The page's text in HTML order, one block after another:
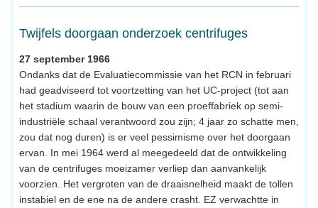
Twijfels doorgaan onderzoek centrifuges
27 september 1966
Ondanks dat de Evaluatiecommissie van het RCN in februari
had geadviseerd tot voortzetting van het UC-project (tot aan
het stadium waarin de bouw van een proeffabriek op semi-
industriële schaal verantwoord zou zijn; 4 jaar zo schatte men,
zou dat nog duren) is er veel pessimisme over het doorgaan
ervan. In mei 1964 werd al meegedeeld dat de ontwikkeling
van de centrifuges moeizamer verliep dan aanvankelijk
voorzien. Het vergroten van de draaisnelheid maakt de tollen
instabiel en de ene na de andere crasht. EZ verwachtte in